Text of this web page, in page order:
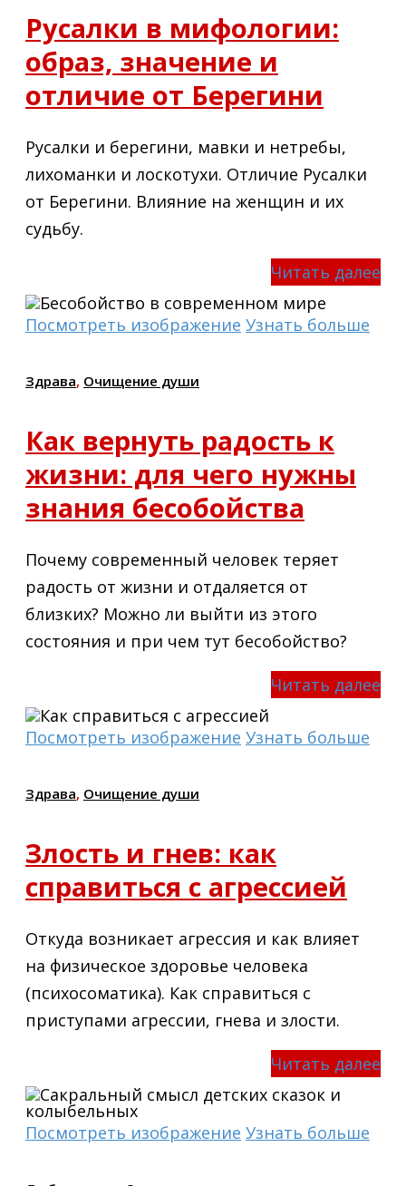
Русалки в мифологии:
образ, значение и
отличие от Берегини
Русалки и берегини, мавки и нетребы,
лихоманки и лоскотухи. Отличие Русалки
от Берегини. Влияние на женщин и их
судьбу.
Читать далее
Посмотреть изображение Узнать больше
Здрава, Очищение души
Как вернуть радость к
жизни: для чего нужны
знания бесобойства
Почему современный человек теряет
радость от жизни и отдаляется от
близких? Можно ли выйти из этого
состояния и при чем тут бесобойство?
Читать далее
Посмотреть изображение Узнать больше
Здрава, Очищение души
Злость и гнев: как
справиться с агрессией
Откуда возникает агрессия и как влияет
на физическое здоровье человека
(психосоматика). Как справиться с
приступами агрессии, гнева и злости.
Читать далее
Посмотреть изображение Узнать больше